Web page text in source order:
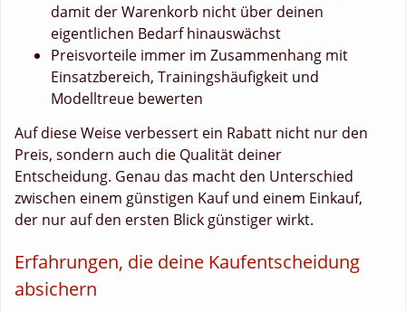
damit der Warenkorb nicht über deinen
eigentlichen Bedarf hinauswächst
Preisvorteile immer im Zusammenhang mit
Einsatzbereich, Trainingshäufigkeit und
Modelltreue bewerten
Auf diese Weise verbessert ein Rabatt nicht nur den
Preis, sondern auch die Qualität deiner
Entscheidung. Genau das macht den Unterschied
zwischen einem günstigen Kauf und einem Einkauf,
der nur auf den ersten Blick günstiger wirkt.
Erfahrungen, die deine Kaufentscheidung
absichern